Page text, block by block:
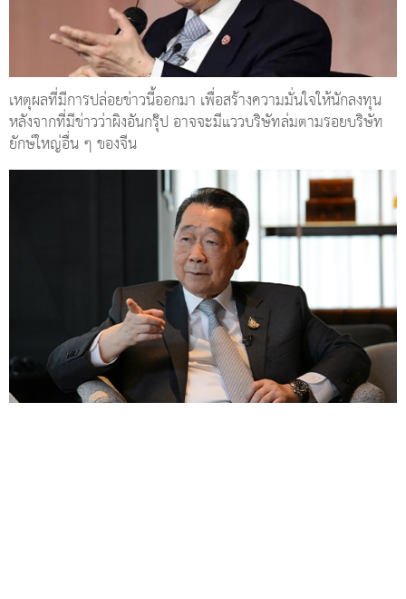
เหตุผลที่มีการปล่อยข่าวนี้ออกมา เพื่อสร้างความมั่นใจให้นักลงทุน
หลังจากที่มีข่าวว่าผิงอันกรุ๊ป อาจจะมีแววบริษัทล่มตามรอยบริษัท
ยักษ์ใหญ่อื่น ๆ ของจีน